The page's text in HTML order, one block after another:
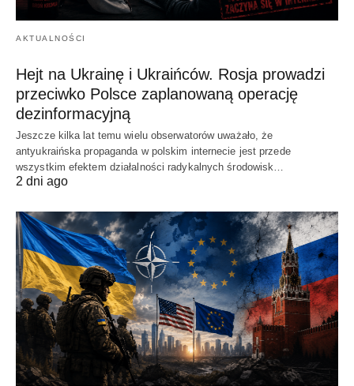
AKTUALNOŚCI
Hejt na Ukrainę i Ukraińców. Rosja prowadzi
przeciwko Polsce zaplanowaną operację
dezinformacyjną
Jeszcze kilka lat temu wielu obserwatorów uważało, że
antyukraińska propaganda w polskim internecie jest przede
wszystkim efektem działalności radykalnych środowisk…
2 dni ago